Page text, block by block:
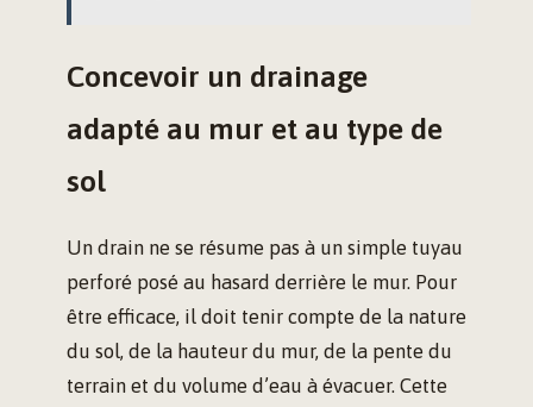
Concevoir un drainage
adapté au mur et au type de
sol
Un drain ne se résume pas à un simple tuyau
perforé posé au hasard derrière le mur. Pour
être efficace, il doit tenir compte de la nature
du sol, de la hauteur du mur, de la pente du
terrain et du volume d’eau à évacuer. Cette